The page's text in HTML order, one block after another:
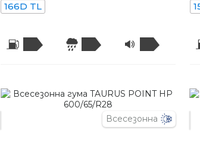
166D TL
Всесезонна